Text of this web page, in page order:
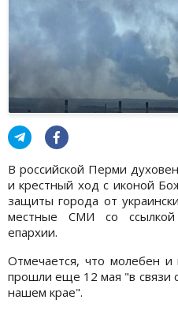
В российской Перми
и крестный ход с иконой
защиты города от
местные СМИ со
епархии.
Отмечается, что молебен
прошли еще 12 мая "в связи
нашем крае".